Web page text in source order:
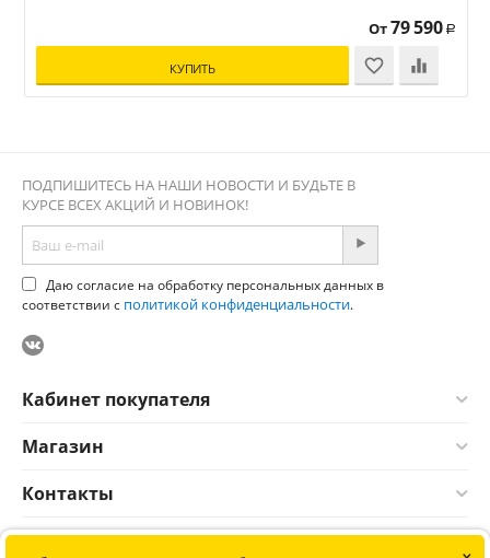
От79 590 Р
КУПИТЬ
ПОДПИШИТЕСЬ НА НАШИ НОВОСТИ И БУДЬТЕ В
КУРСЕ ВСЕХ АКЦИЙ И НОВИНОК!
Даю согласие на обработку персональных данных в
соответствии с политикой конфиденциальности.
Кабинет покупателя
Магазин
Контакты